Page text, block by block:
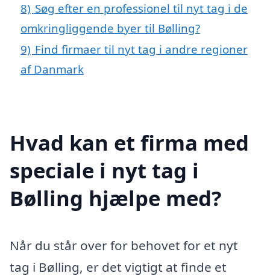
8) Søg efter en professionel til nyt tag i de
omkringliggende byer til Bølling?
9) Find firmaer til nyt tag i andre regioner
af Danmark
Hvad kan et firma med
speciale i nyt tag i
Bølling hjælpe med?
Når du står over for behovet for et nyt
tag i Bølling, er det vigtigt at finde et